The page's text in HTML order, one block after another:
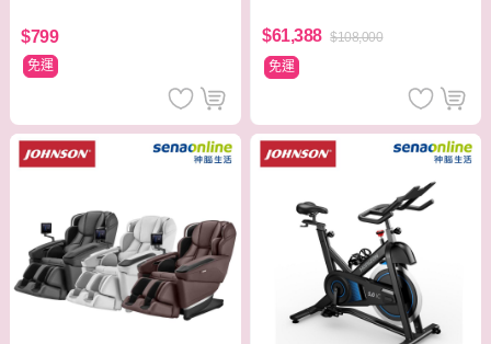
$799
免運
$61,388 $108,000
免運